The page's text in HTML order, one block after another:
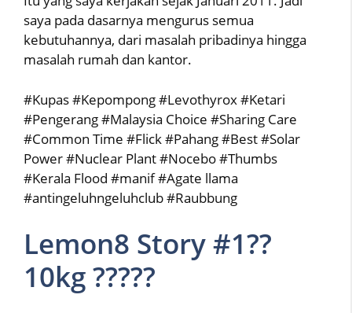
saya pada dasarnya mengurus semua
kebutuhannya, dari masalah pribadinya hingga
masalah rumah dan kantor.
#Kupas #Kepompong #Levothyrox #Ketari
#Pengerang #Malaysia Choice #Sharing Care
#Common Time #Flick #Pahang #Best #Solar
Power #Nuclear Plant #Nocebo #Thumbs
#Kerala Flood #manif #Agate llama
#antingeluhngeluhclub #Raubbung
Lemon8 Story #1??
10kg ?????